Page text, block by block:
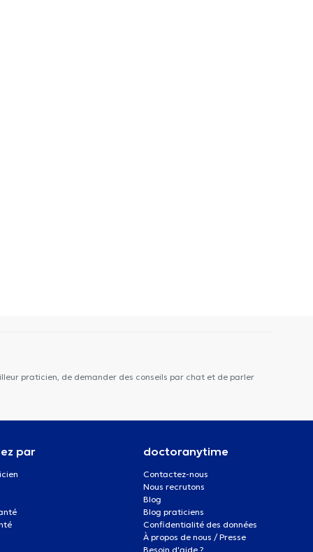
praticien, de demander des conseils par chat et de parler
par doctoranytime
Contactez-nous
Nous recrutons
Blog
Blog praticiens
Confidentialité des données
À propos de nous / Presse
Besoin d'aide ?